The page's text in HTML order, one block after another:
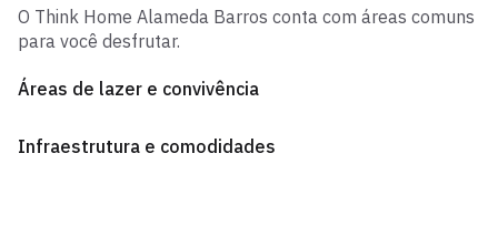
O Think Home Alameda Barros conta com áreas comuns
para você desfrutar.
Áreas de lazer e convivência
Infraestrutura e comodidades